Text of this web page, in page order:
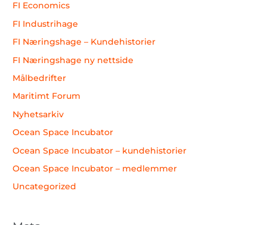
FI Economics
FI Industrihage
FI Næringshage – Kundehistorier
FI Næringshage ny nettside
Målbedrifter
Maritimt Forum
Nyhetsarkiv
Ocean Space Incubator
Ocean Space Incubator – kundehistorier
Ocean Space Incubator – medlemmer
Uncategorized